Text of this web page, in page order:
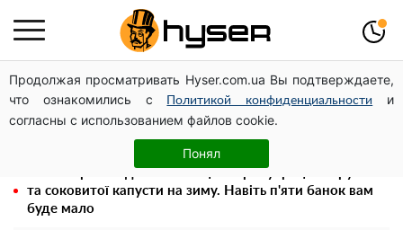
Продолжая просматривать Hyser.com.ua Вы подтверждаете,
что ознакомились с
Политикой конфиденциальности
и
согласны с использованием файлов cookie.
Понял
Чи може Поштова площа стати головною точкою
входу до історичного Києва
Повністю гола Анна Трінчер блиснула "принадами":
таких розмірів ви ще не бачили
та соковитої капусти на зиму. Навіть п'яти банок вам
буде мало